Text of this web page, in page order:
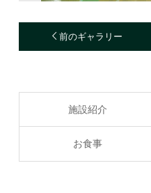
前のギャラリー
施設紹介
お食事